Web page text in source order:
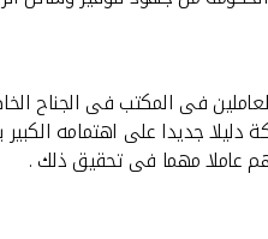
فى المكتب فى
جديدا على اهتمامه
عاملا مهما فى تحقيق ذلك .